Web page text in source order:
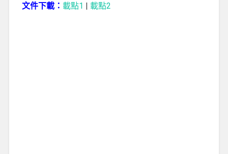
文件下載： 載點1 | 載點2